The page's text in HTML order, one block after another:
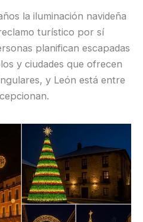
la iluminación navideña
turístico por sí
planifican escapadas
y ciudades que ofrecen
y León está entre